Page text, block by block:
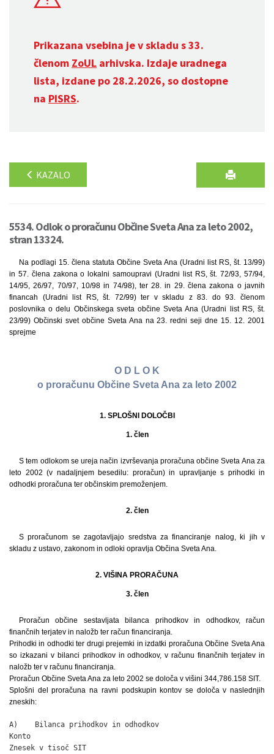
Prikazana vsebina je v skladu s 33.
členom ZoUL arhivska. Izdaje uradnega
lista, izdane po 28.2.2026, so dostopne
na PISRS.
KAZALO
5534. Odlok o proračunu Občine Sveta Ana za leto 2002,
stran 13324.
Na podlagi 15. člena statuta Občine Sveta Ana (Uradni list RS, št. 13/99)
in 57. člena zakona o lokalni samoupravi (Uradni list RS, št. 72/93, 57/94,
14/95, 26/97, 70/97, 10/98 in 74/98), ter 28. in 29. člena zakona o javnih
financah (Uradni list RS, št. 72/99) ter v skladu z 83. do 93. členom
poslovnika o delu Občinskega sveta občine Sveta Ana (Uradni list RS, št.
23/99) Občinski svet občine Sveta Ana na 23. redni seji dne 15. 12. 2001
sprejme
O D L O K
o proračunu Občine Sveta Ana za leto 2002
1. SPLOŠNI DOLOČBI
1. člen
S tem odlokom se ureja način izvrševanja proračuna občine Sveta Ana za
leto 2002 (v nadaljnjem besedilu: proračun) in upravljanje s prihodki in
odhodki proračuna ter občinskim premoženjem.
2. člen
S proračunom se zagotavljajo sredstva za financiranje nalog, ki jih v
skladu z ustavo, zakonom in odloki opravlja Občina Sveta Ana.
2. VIŠINA PRORAČUNA
3. člen
Proračun občine sestavljata bilanca prihodkov in odhodkov, račun
finančnih terjatev in naložb ter račun financiranja.
Prihodki in odhodki ter drugi prejemki in izdatki proračuna Občine Sveta Ana
so izkazani v bilanci prihodkov in odhodkov, v računu finančnih terjatev in
naložb ter v računu financiranja.
Proračun Občine Sveta Ana za leto 2002 se določa v višini 344,786.158 SIT.
Splošni del proračuna na ravni podskupin kontov se določa v naslednjih
zneskih:
A)    Bilanca prihodkov in odhodkov
Konto
Znesek v tisoč SIT